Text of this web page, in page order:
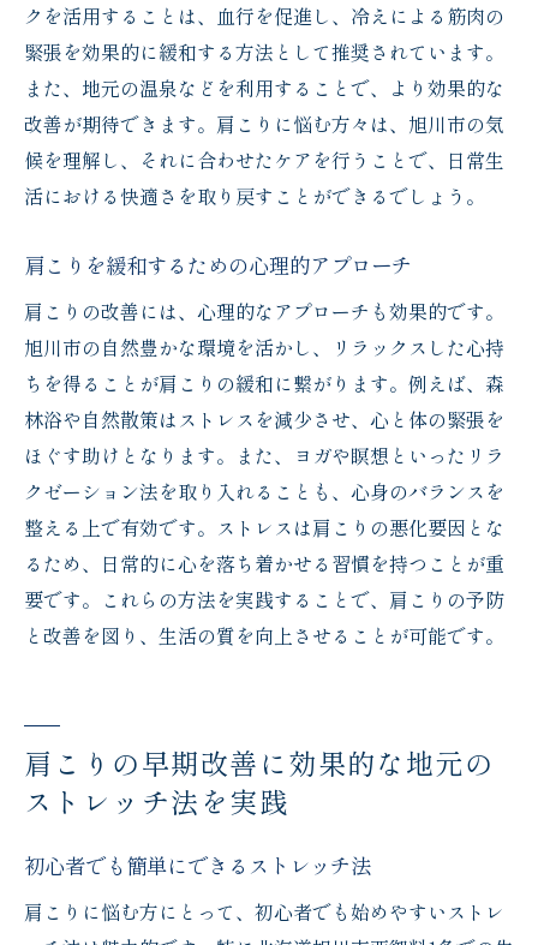
クを活用することは、血行を促進し、冷えによる筋肉の
緊張を効果的に緩和する方法として推奨されています。
また、地元の温泉などを利用することで、より効果的な
改善が期待できます。肩こりに悩む方々は、旭川市の気
候を理解し、それに合わせたケアを行うことで、日常生
活における快適さを取り戻すことができるでしょう。
肩こりを緩和するための心理的アプローチ
肩こりの改善には、心理的なアプローチも効果的です。
旭川市の自然豊かな環境を活かし、リラックスした心持
ちを得ることが肩こりの緩和に繋がります。例えば、森
林浴や自然散策はストレスを減少させ、心と体の緊張を
ほぐす助けとなります。また、ヨガや瞑想といったリラ
クゼーション法を取り入れることも、心身のバランスを
整える上で有効です。ストレスは肩こりの悪化要因とな
るため、日常的に心を落ち着かせる習慣を持つことが重
要です。これらの方法を実践することで、肩こりの予防
と改善を図り、生活の質を向上させることが可能です。
肩こりの早期改善に効果的な地元の
ストレッチ法を実践
初心者でも簡単にできるストレッチ法
肩こりに悩む方にとって、初心者でも始めやすいストレ